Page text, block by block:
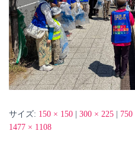
サイズ: 150 × 150 | 300 × 225 | 750
1477 × 1108